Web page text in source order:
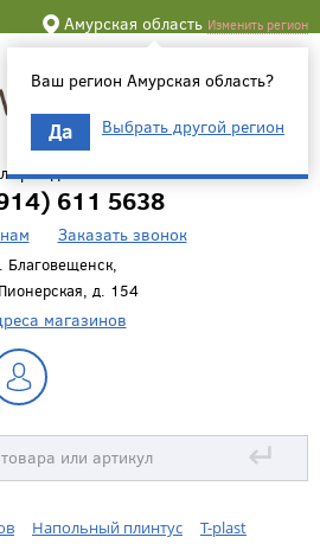
Амурская область Изменить регион
Ваш регион Амурская область?
Да Выбрать другой регион
для связи
611 5638
Заказать звонок
Благовещенск,
д. 154
магазинов
↵
Напольный плинтус
T-plast